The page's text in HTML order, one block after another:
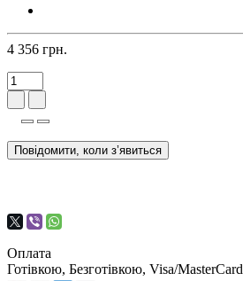
4 356 грн.
Повідомити, коли з’явиться
Оплата
Готівкою, Безготівкою, Visa/MasterCard